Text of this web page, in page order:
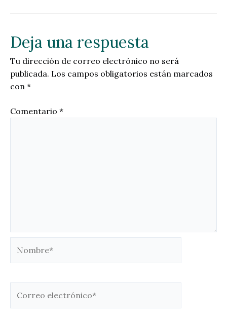
Deja una respuesta
Tu dirección de correo electrónico no será
publicada. Los campos obligatorios están marcados
con *
Comentario *
electrónico*